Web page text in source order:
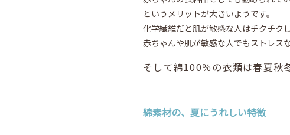
というメリットが大きいようです。
化学繊維だと肌が敏感な人はチクチク
赤ちゃんや肌が敏感な人でもストレス
そして綿100％の衣類は春夏秋
綿素材の、夏にうれしい特徴